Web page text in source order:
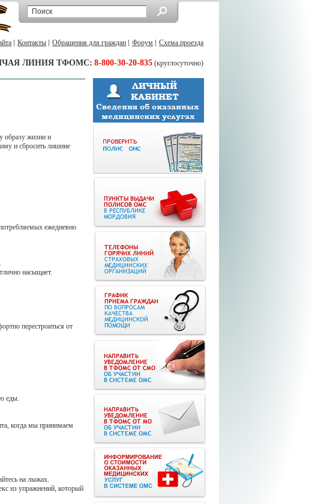
Контакты Обращения для граждан Форум Схема проезда
ЛИНИЯ ТФОМС: 8-800-30-20-835 (круглосуточно)
образу жизни и
и сбросить лишние
ежедневно
насыщает.
перестроиться от
еды.
когда мы принимаем
на лыжах.
из упражнений, который